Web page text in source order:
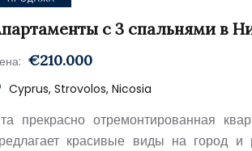
с 3 спальнями в
€210.000
Cyprus, Strovolos, Nicosia
прекрасно отремонтированная
красивые виды на город